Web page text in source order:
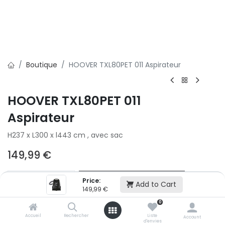
Price:
149,99 € Add to Cart
Accueil Rechercher
0
Liste
d'envies
Account
Boutique HOOVER TXL80PET 011 Aspirateur
HOOVER TXL80PET 011
Aspirateur
H237 x L300 x l443 cm , avec sac
149,99 €
Ajouter au panier
Ajouter à la liste d'envie